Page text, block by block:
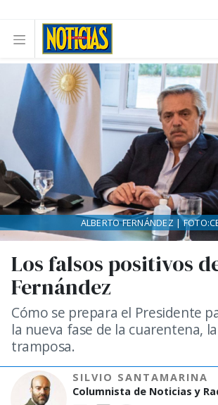
Los falsos positivos
Fernández
Cómo se prepara el Presidente
la nueva fase de la cuarentena,
tramposa.
SILVIO SANTAMARINA
Columnista de Noticias y
ALBERTO FERNÁNDEZ |